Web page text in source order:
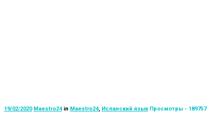
19/02/2020 Maestro24 in Maestro24, Испанский язык Просмотры - 189757